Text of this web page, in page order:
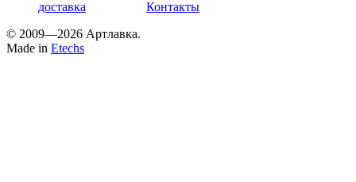
доставка
Контакты
© 2009—2026 Артлавка.
Made in Etechs